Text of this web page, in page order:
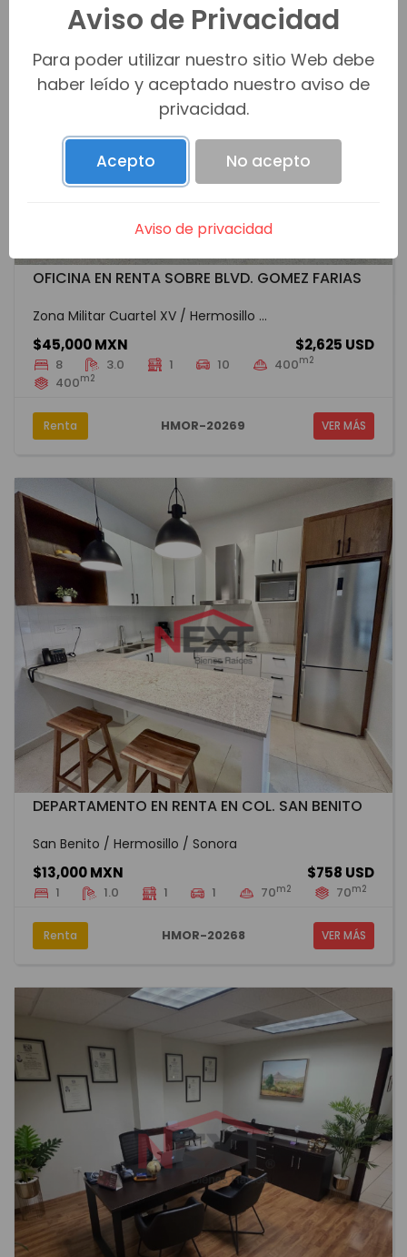
OFICINA EN RENTA SOBRE BLVD. GOMEZ FARIAS
Zona Militar Cuartel XV / Hermosillo ...
$45,000 MXN $2,625 USD
8 3.0 1 10 400m2
400m2
Renta HMOR-20269 VER MÁS
DEPARTAMENTO EN RENTA EN COL. SAN BENITO
San Benito / Hermosillo / Sonora
$13,000 MXN $758 USD
1 1.0 1 1 70m2 70m2
Renta HMOR-20268 VER MÁS
Aviso de Privacidad
Para poder utilizar nuestro sitio Web debe
haber leído y aceptado nuestro aviso de
privacidad.
Acepto No acepto
Aviso de privacidad